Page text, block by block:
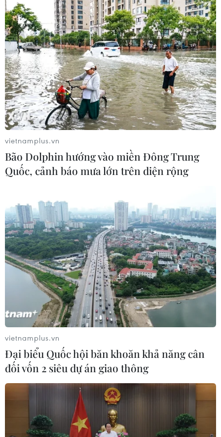
vietnamplus.vn
Bão Dolphin hướng vào miền Đông Trung
Quốc, cảnh báo mưa lớn trên diện rộng
vietnamplus.vn
Đại biểu Quốc hội băn khoăn khả năng cân
đối vốn 2 siêu dự án giao thông